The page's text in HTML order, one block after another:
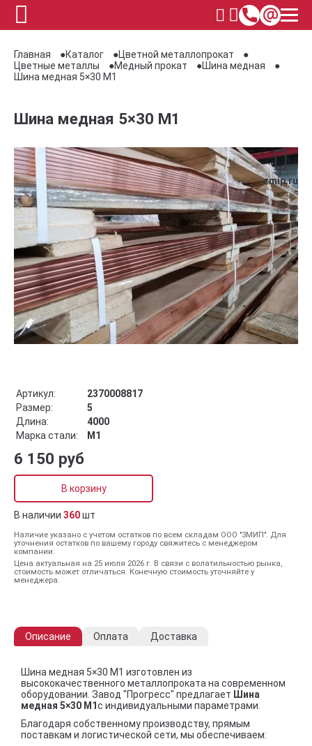
Главная Каталог
Цветной металлопрокат
Цветные металлы
Медный прокат
Шина медная
Шина медная 5×30 М1
Шина медная 5×30 М1
zmip.ru
Артикул:
2370008817
Размер:
5
Длина:
4000
Марка стали:
М1
6 150 руб
В корзину
В наличии 360шт
Наличие указано с учетом остатков по всем складам ООО "ЗМИП". Для
уточнения остатков по вашему городу свяжитесь с менеджером
компании.
Цена актуальная на 25 июля 2026 г. В связи с волатильностью рынка,
стоимость может отличаться. Конечную стоимость уточняйте у
менеджера.
Описание Оплата Доставка
Шина медная 5×30 М1 изготовлен из
высококачественного металлопроката на современном
оборудовании. Завод "Прогресс" предлагает Шина
медная 5×30 М1с индивидуальными параметрами.
Благодаря собственному производству, прямым
поставкам и логистической сети, мы обеспечиваем: